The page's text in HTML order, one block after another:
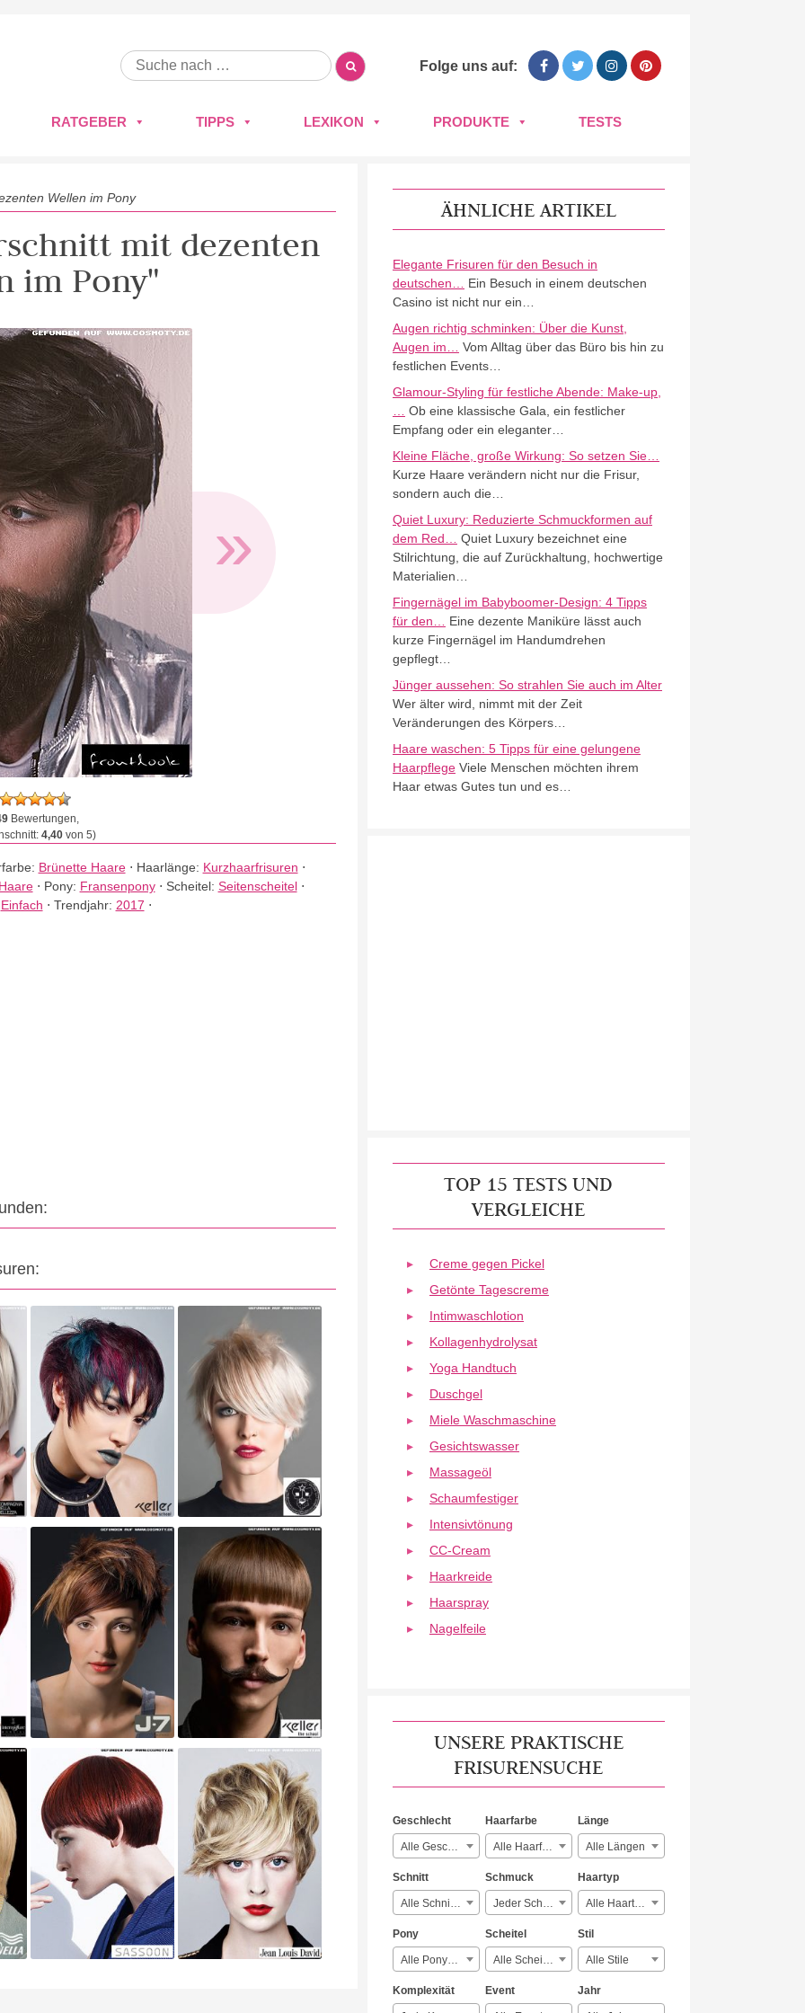
Folge uns auf:
RATGEBER TIPPS LEXIKON PRODUKTE TESTS
Wellen im Pony
mit dezenten
im Pony"
»
Bewertungen,
4,40von 5)
Brünette Haare⋅ Haarlänge: Kurzhaarfrisuren ⋅
⋅ Pony: Fransenpony⋅ Scheitel: Seitenscheitel⋅
Einfach ⋅ Trendjahr: 2017 ⋅
ÄHNLICHE ARTIKEL
Elegante Frisuren für den Besuch in
deutschen…
Ein Besuch in einem deutschen
Casino ist nicht nur ein…
Augen richtig schminken: Über die Kunst,
Augen im…
Vom Alltag über das Büro bis hin zu
festlichen Events…
Glamour-Styling für festliche Abende: Make-up,
Ob eine klassische Gala, ein festlicher
Empfang oder ein eleganter…
Kleine Fläche, große Wirkung: So setzen Sie…
Kurze Haare verändern nicht nur die Frisur,
sondern auch die…
Quiet Luxury: Reduzierte Schmuckformen auf
dem Red…
Quiet Luxury bezeichnet eine
Stilrichtung, die auf Zurückhaltung, hochwertige
Materialien…
Fingernägel im Babyboomer-Design: 4 Tipps
für den…
Eine dezente Maniküre lässt auch
kurze Fingernägel im Handumdrehen
gepflegt…
Jünger aussehen: So strahlen Sie auch im Alter
Wer älter wird, nimmt mit der Zeit
Veränderungen des Körpers…
Haare waschen: 5 Tipps für eine gelungene
HaarpflegeViele Menschen möchten ihrem
Haar etwas Gutes tun und es…
TOP 15 TESTS UND
VERGLEICHE
Creme gegen Pickel
Getönte Tagescreme
Intimwaschlotion
Kollagenhydrolysat
Yoga Handtuch
Duschgel
Miele Waschmaschine
Gesichtswasser
Massageöl
Schaumfestiger
Intensivtönung
CC-Cream
Haarkreide
Haarspray
Nagelfeile
UNSERE PRAKTISCHE
FRISURENSUCHE
Geschlecht
Alle Geschlechter
Haarfarbe
Alle Haarfarben
Länge
Alle Längen
Schnitt
Alle Schnitte
Schmuck
Jeder Schmuck
Haartyp
Alle Haartypen
Pony
Alle Ponyarten
Scheitel
Alle Scheitelarten
Stil
Alle Stile
Komplexität Event Jahr